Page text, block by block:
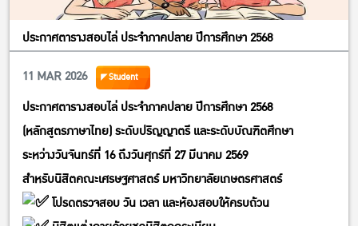
ประกาศตารางสอบไล่ ประจำภาคปลาย ปีการศึกษา 2568
11 MAR 2026
Student
ประกาศตารางสอบไล่ ประจำภาคปลาย ปีการศึกษา 2568
(หลักสูตรภาษาไทย) ระดับปริญญาตรี และระดับบัณฑิตศึกษา
ระหว่างวันจันทร์ที่ 16 ถึงวันศุกร์ที่ 27 มีนาคม 2569
สำหรับนิสิตคณะเศรษฐศาสตร์ มหาวิทยาลัยเกษตรศาสตร์
โปรดตรวจสอบ วัน เวลา และห้องสอบให้ครบถ้วน